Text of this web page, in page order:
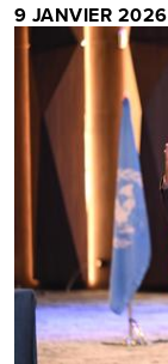
9 JANVIER 2026